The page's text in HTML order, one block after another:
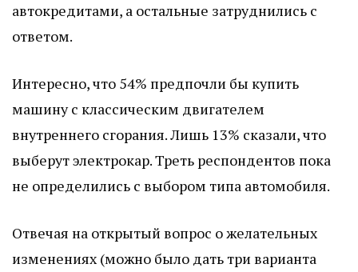
автокредитами, а остальные затруднились с
ответом.
Интересно, что 54% предпочли бы купить
машину с классическим двигателем
внутреннего сгорания. Лишь 13% сказали, что
выберут электрокар. Треть респондентов пока
не определились с выбором типа автомобиля.
Отвечая на открытый вопрос о желательных
изменениях (можно было дать три варианта